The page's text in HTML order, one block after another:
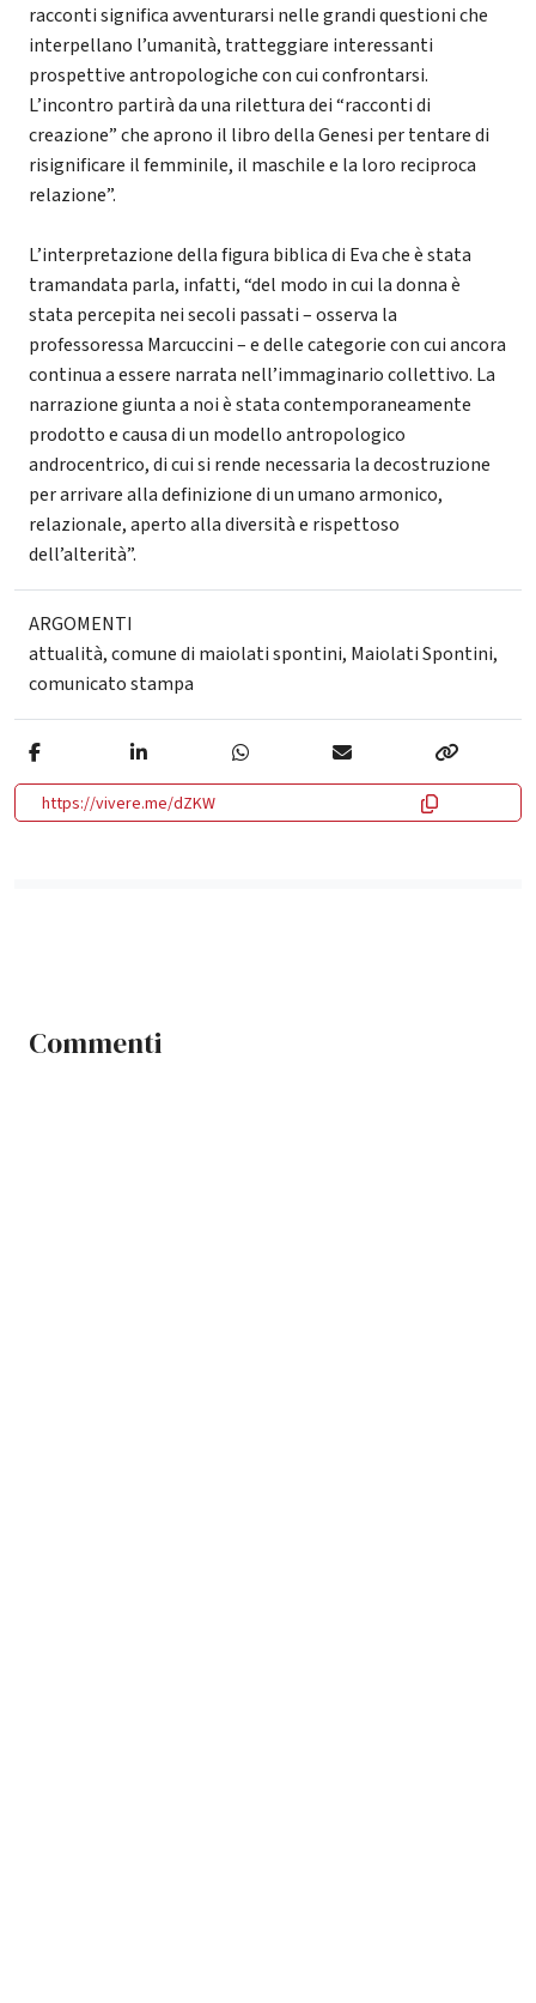
racconti significa avventurarsi nelle grandi questioni che
interpellano l’umanità, tratteggiare interessanti
prospettive antropologiche con cui confrontarsi.
L’incontro partirà da una rilettura dei “racconti di
creazione” che aprono il libro della Genesi per tentare di
risignificare il femminile, il maschile e la loro reciproca
relazione”.
L’interpretazione della figura biblica di Eva che è stata
tramandata parla, infatti, “del modo in cui la donna è
stata percepita nei secoli passati – osserva la
professoressa Marcuccini – e delle categorie con cui ancora
continua a essere narrata nell’immaginario collettivo. La
narrazione giunta a noi è stata contemporaneamente
prodotto e causa di un modello antropologico
androcentrico, di cui si rende necessaria la decostruzione
per arrivare alla definizione di un umano armonico,
relazionale, aperto alla diversità e rispettoso
dell’alterità”.
ARGOMENTI
attualità,comune di maiolati spontini, Maiolati Spontini,
comunicato stampa
https://vivere.me/dZKW
Commenti